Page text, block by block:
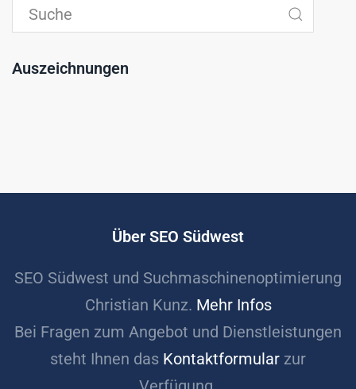
Auszeichnungen
Über SEO Südwest
SEO Südwest und Suchmaschinenoptimierung
Christian Kunz. Mehr Infos
Bei Fragen zum Angebot und Dienstleistungen
steht Ihnen das Kontaktformular zur